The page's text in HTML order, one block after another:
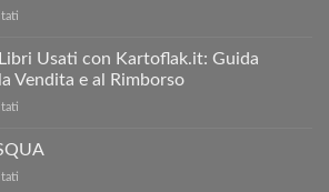
Risparmia:
sconto
Usati con Kartoflak.it: Guida
Vendita e al Rimborso
i
tuoi